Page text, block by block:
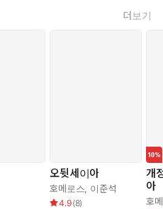
더보기
오뒷세이아
호메로스, 이준석
4.9(8)
개
아
호